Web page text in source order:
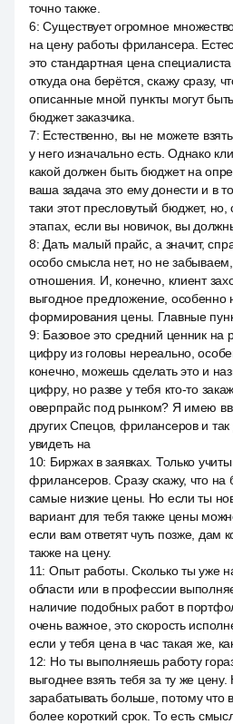
точно также.
6:Существует огромное
на цену работы фрилансера.
это стандартная цена
откуда она берётся, скажу сразу,
описанные мной пункты могут
бюджет заказчика.
7: Естественно, вы не можете
у него изначально есть. Однако
какой должен быть бюджет на
ваша задача это ему донести и в
таки этот пресловутый бюджет,
этапах, если вы новичок, вы
8: Дать малый прайс, а значит,
особо смысла нет, но не забываем,
отношения. И, конечно, клиент
выгодное предложение, особенно
формирования цены. Главные
9: Базовое это средний ценник на
цифру из головы нереально,
конечно, можешь сделать это и
цифру, но разве у тебя кто-то
оверпрайс под рынком? Я имею
других Спецов, фрилансеров и
увидеть на
10: Биржах в заявках. Только
фрилансеров. Сразу скажу, что
самые низкие цены. Но если ты
вариант для тебя также цены
если вам ответят чуть позже, дам
также на цену.
11: Опыт работы. Сколько ты уже
области или в профессии
наличие подобных работ в
очень важное, это скорость
если у тебя цена в час такая же,
12: Но ты выполняешь работу
выгоднее взять тебя за ту же
зарабатывать больше, потому что
более короткий срок. То есть